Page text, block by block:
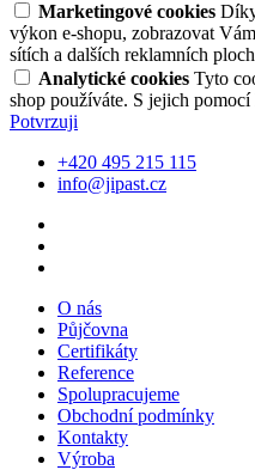
Marketingové cookies
výkon e-shopu, zobrazovat
sítích a dalších reklamních
Analytické cookies Tyto
shop používáte. S jejich pomocí
Potvrzuji
+420 495 215 115
info@jipast.cz
O nás
Půjčovna
Certifikáty
Reference
Spolupracujeme
Obchodní podmínky
Kontakty
Výroba